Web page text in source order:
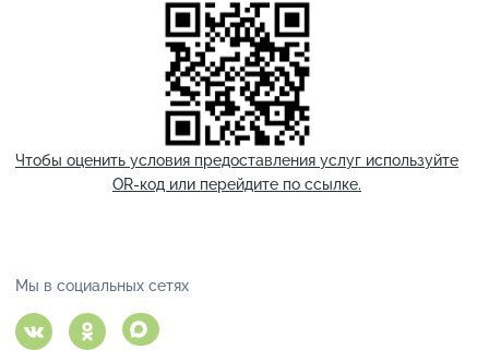
Чтобы оценить условия предоставления услуг используйте
OR-код или перейдите по ссылке.
Мы в социальных сетях